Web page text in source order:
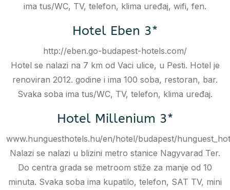
ima tus/WC, TV, telefon, klima uređaj, wifi, fen.
Hotel Eben 3*
http://eben.go-budapest-hotels.com/
Hotel se nalazi na 7 km od Vaci ulice, u Pesti. Hotel je
renoviran 2012. godine i ima 100 soba, restoran, bar.
Svaka soba ima tus/WC, TV, telefon, klima uređaj.
Hotel Millenium 3*
www.hunguesthotels.hu/en/hotel/budapest/
Nalazi se nalazi u blizini metro stanice Nagyvarad Ter.
Do centra grada se metroom stiže za manje od 10
minuta. Svaka soba ima kupatilo, telefon, SAT TV, mini